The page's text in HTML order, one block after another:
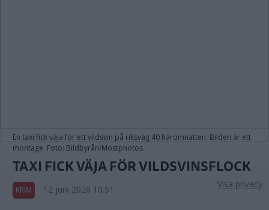
En taxi fick väja för ett vildsvin på riksväg 40 häromnatten. Bilden är ett
montage. Foto: Bildbyrån/Mostphotos
TAXI FICK VÄJA FÖR VILDSVINSFLOCK
KRIM 12 juni 2026 10.51 Visa privacy